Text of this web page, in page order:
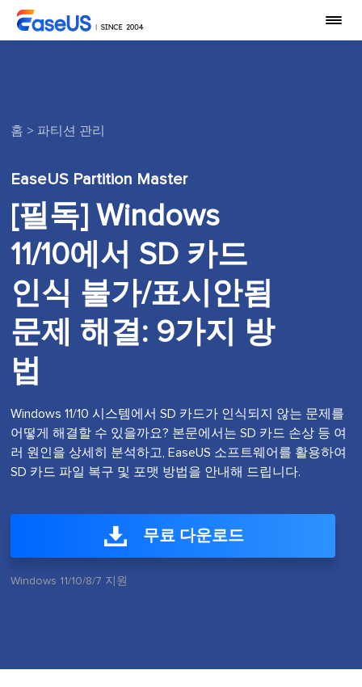
홈 > 파티션 관리
EaseUS Partition Master
[필독] Windows
11/10에서 SD 카드
인식 불가/표시안됨
문제 해결: 9가지 방
법
Windows 11/10 시스템에서 SD 카드가 인식되지 않는 문제를
어떻게 해결할 수 있을까요? 본문에서는 SD 카드 손상 등 여
러 원인을 상세히 분석하고, EaseUS 소프트웨어를 활용하여
SD 카드 파일 복구 및 포맷 방법을 안내해 드립니다.
무료 다운로드
Windows 11/10/8/7 지원